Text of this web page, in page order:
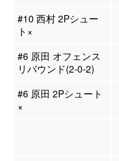
#10 西村 2Pシュー
ト×
#6 原田 オフェンス
リバウンド(2-0-2)
#6 原田 2Pシュート
×